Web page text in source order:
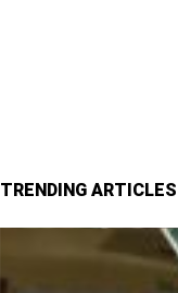
TRENDING ARTICLES